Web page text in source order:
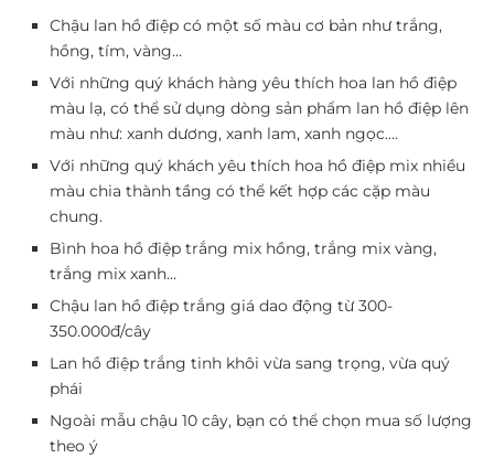
Chậu lan hồ điệp có một số màu cơ bản như trắng,
hồng, tím, vàng…
Với những quý khách hàng yêu thích hoa lan hồ điệp
màu lạ, có thể sử dụng dòng sản phẩm lan hồ điệp lên
màu như: xanh dương, xanh lam, xanh ngọc….
Với những quý khách yêu thích hoa hồ điệp mix nhiều
màu chia thành tầng có thể kết hợp các cặp màu
chung.
Bình hoa hồ điệp trắng mix hồng, trắng mix vàng,
trắng mix xanh…
Chậu lan hồ điệp trắng giá dao động từ 300-
350.000đ/cây
Lan hồ điệp trắng tinh khôi vừa sang trọng, vừa quý
phái
Ngoài mẫu chậu 10 cây, bạn có thể chọn mua số lượng
theo ý